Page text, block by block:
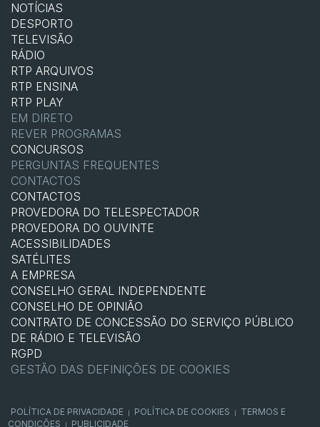
NOTÍCIAS
DESPORTO
TELEVISÃO
RÁDIO
RTP ARQUIVOS
RTP ENSINA
RTP PLAY
EM DIRETO
REVER PROGRAMAS
CONCURSOS
PERGUNTAS FREQUENTES
CONTACTOS
CONTACTOS
PROVEDORA DO TELESPECTADOR
PROVEDORA DO OUVINTE
ACESSIBILIDADES
SATÉLITES
A EMPRESA
CONSELHO GERAL INDEPENDENTE
CONSELHO DE OPINIÃO
CONTRATO DE CONCESSÃO DO SERVIÇO PÚBLICO
DE RÁDIO E TELEVISÃO
RGPD
GESTÃO DAS DEFINIÇÕES DE COOKIES
POLÍTICA DE PRIVACIDADE POLÍTICA DE COOKIES
TERMOS E
CONDIÇÕES
PUBLICIDADE